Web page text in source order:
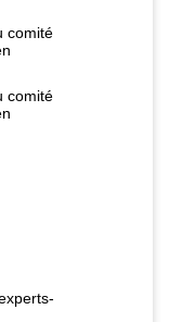
mais
la
tous ceux
en difficulté et à
comité
comité